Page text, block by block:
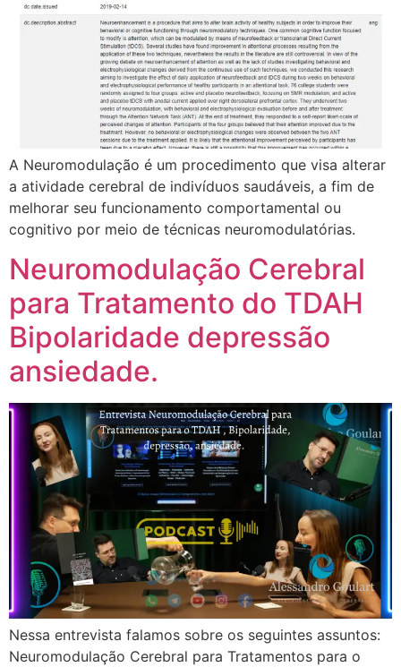
A Neuromodulação é um procedimento que visa alterar
a atividade cerebral de indivíduos saudáveis, a fim de
melhorar seu funcionamento comportamental ou
cognitivo por meio de técnicas neuromodulatórias.
Neuromodulação Cerebral
para Tratamento do TDAH
Bipolaridade depressão
ansiedade.
Nessa entrevista falamos sobre os seguintes assuntos:
Neuromodulação Cerebral para Tratamentos para o